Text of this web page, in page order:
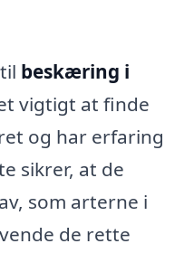
beskæring i
vigtigt at finde
og har erfaring
sikrer, at de
som arterne i
de rette